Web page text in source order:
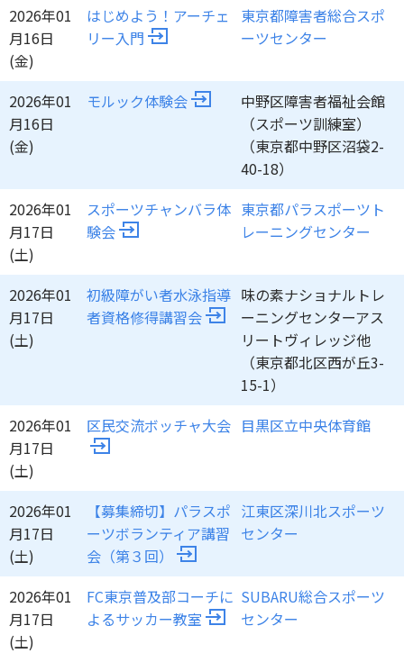
2026年01
月16日
(金)
はじめよう！アーチェ
リー入門
東京都障害者総合スポ
ーツセンター
2026年01
月16日
(金)
モルック体験会
中野区障害者福祉会館
（スポーツ訓練室）
（東京都中野区沼袋2-
40-18）
2026年01
月17日
(土)
スポーツチャンバラ体
験会
東京都パラスポーツト
レーニングセンター
2026年01
月17日
(土)
初級障がい者水泳指導
者資格修得講習会
味の素ナショナルトレ
ーニングセンターアス
リートヴィレッジ他
（東京都北区西が丘3-
15-1）
2026年01
月17日
(土)
区民交流ボッチャ大会 目黒区立中央体育館
2026年01
月17日
(土)
【募集締切】パラスポ
ーツボランティア講習
会（第３回）
江東区深川北スポーツ
センター
2026年01
月17日
(土)
FC東京普及部コーチに
よるサッカー教室
SUBARU総合スポーツ
センター